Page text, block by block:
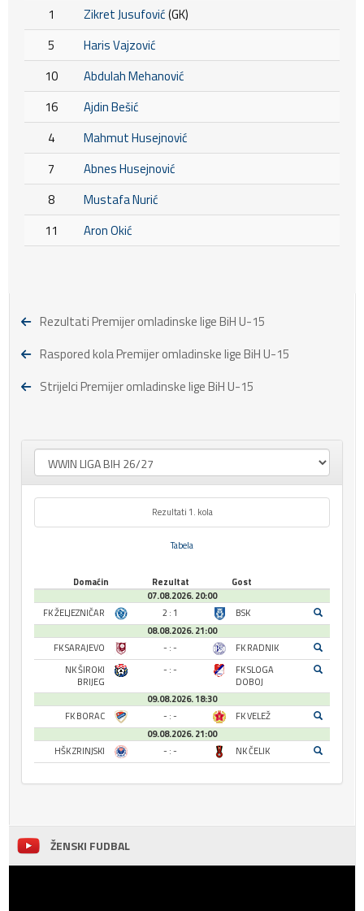
1
Zikret Jusufović(GK)
5
Haris Vajzović
10
Abdulah Mehanović
16
Ajdin Bešić
4
Mahmut Husejnović
7
Abnes Husejnović
8
Mustafa Nurić
11
Aron Okić
Rezultati Premijer omladinske lige BiH U-15
Raspored kola Premijer omladinske lige BiH U-15
Strijelci Premijer omladinske lige BiH U-15
Rezultati 1. kola
Tabela
Domaćin Rezultat
Gost
07.08.2026. 20:00
FK ŽELJEZNIČAR
2 : 1
BSK
08.08.2026. 21:00
FK SARAJEVO
- : -
FK RADNIK
NK ŠIROKI
BRIJEG
- : -
FK SLOGA
DOBOJ
09.08.2026. 18:30
FK BORAC
- : -
FK VELEŽ
09.08.2026. 21:00
HŠK ZRINJSKI
- : - NK ČELIK
ŽENSKI FUDBAL